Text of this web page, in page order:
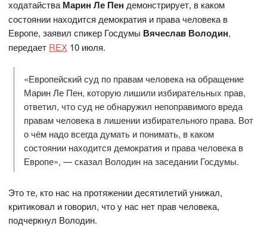
ходатайстваМарин Ле Пен демонстрирует, в каком
состоянии находится демократия и права человека в
Европе, заявил спикер Госдумы Вячеслав Володин,
передает REX 10 июля.
«Европейский суд по правам человека на обращение
Марин Ле Пен, которую лишили избирательных прав,
ответил, что суд не обнаружил непоправимого вреда
правам человека в лишении избирательного права. Вот
о чём надо всегда думать и понимать, в каком
состоянии находится демократия и права человека в
Европе», — сказал Володин на заседании Госдумы.
Это те, кто нас на протяжении десятилетий унижал,
критиковал и говорил, что у нас нет прав человека,
подчеркнул Володин.